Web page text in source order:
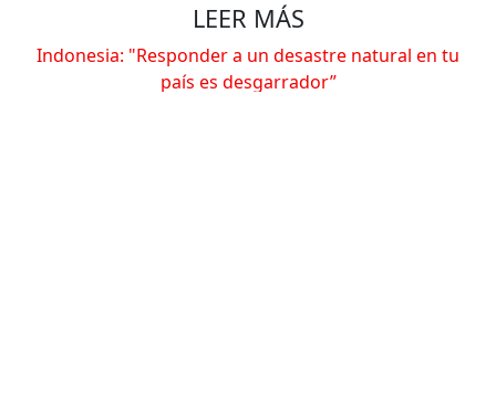
LEER MÁS
Indonesia: "Responder a un desastre natural en tu
país es desgarrador”